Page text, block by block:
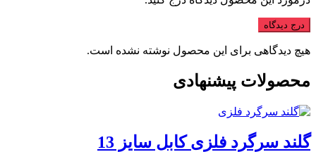
درج دیدگاه
هیچ دیدگاهی برای این محصول نوشته نشده است.
محصولات پیشنهادی
گلند سرگرد فلزی کابل سایز 13